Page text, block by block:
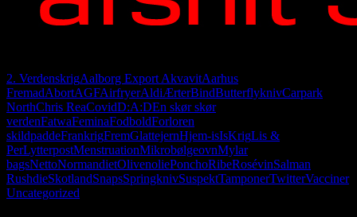
2. VerdenskrigAalborg Export AkvavitAarhus
FremadAbortAGFAirfryerAldiÆrterBindButterflyknivCarpark
NorthChris ReaCovidD:A:DEn skør skør
verdenFatwaFeminaFodboldForloren
skildpaddeFrankrigFremGlattejernHjem-isIsKrigLis &
PerLytterpostMenstruationMikrobølgeovnMylar
bagsNettoNormandietOlivenoliePonchoRibeRosévinSalman
RushdieSkotlandSnapsSpringknivSuspektTamponerTwitterVacciner
Uncategorized